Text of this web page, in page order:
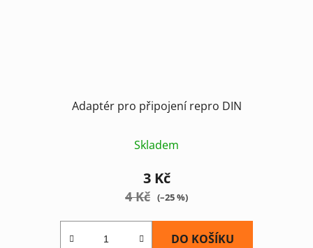
Adaptér pro připojení repro DIN
Skladem
3 Kč
4 Kč (–25 %)
DO KOŠÍKU